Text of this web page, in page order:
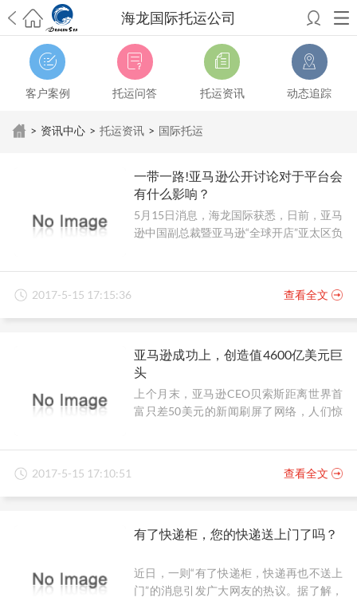
海龙国际托运公司
希望邮寄国际包裹顺利，从广州市国际快递邮寄到新西兰哪个公司好？
澳洲海运搬家回广州报关清关要怎么做？注意事项有哪些？
青岛市国际
搬家服务到美国，搬家公司有哪些搬家方案？大连市国际搬家服务到中
国台湾是一种怎样的体验？有人分享搬家经历吗？
从长沙市国际快递邮
寄到韩国有哪些国际快递方式？用哪种好？
法有哪些？具体怎么操作？ 国际搬家：家具海运到奥克兰怎么样能省
影响国际搬家吗？上海搬家到新西兰旺格雷有点不一样北京私人物品运
输到澳大利亚，移民如何跨国搬家？上海移民搬家到塞浦路斯，国际搬
家怎么搬省钱？昆明搬家到美国，如何打包才能对国际长途运输放心？
从重庆市托运到美国从上海市托运到澳大利亚从
市搬家到英国从南京市搬家到加拿大从大连市搬家到英国从佛山市搬家
到美国从北京市搬家到西班牙
客户案例 托运问答 托运资讯 动态追踪
> 资讯中心 > 托运资讯 > 国际托运
一带一路!亚马逊公开讨论对于平台会
有什么影响？
5月15日消息，海龙国际获悉，日前，亚马
逊中国副总裁暨亚马逊“全球开店”亚太区负
2017-5-15 17:15:36
查看全文
亚马逊成功上，创造值4600亿美元巨
头
上个月末，亚马逊CEO贝索斯距离世界首
富只差50美元的新闻刷屏了网络，人们惊
富的企业，或者说准世界首富打造的企
2017-5-15 17:10:51 查看全文
有了快递柜，您的快递送上门了吗？
近日，一则“有了快递柜，快递再也不送上
门”的消息引发广大网友的热议。据了解，